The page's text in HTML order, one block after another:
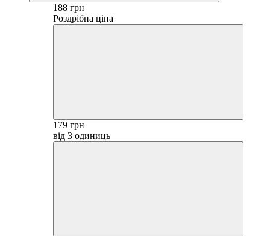
188 грн
Роздрібна ціна
179 грн
від 3 одиниць